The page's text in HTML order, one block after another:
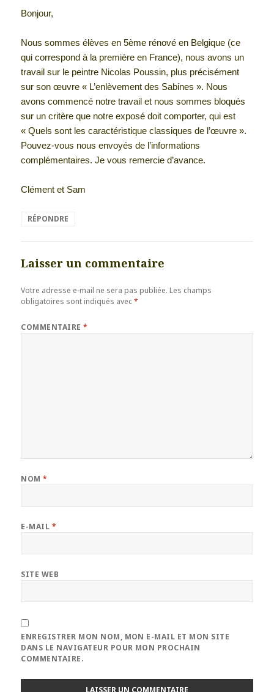
Bonjour,
Nous sommes élèves en 5ème rénové en Belgique (ce
qui correspond à la première en France), nous avons un
travail sur le peintre Nicolas Poussin, plus précisément
sur son œuvre « L’enlèvement des Sabines ». Nous
avons commencé notre travail et nous sommes bloqués
sur un critère que notre exposé doit comporter, qui est
« Quels sont les caractéristique classiques de l’œuvre ».
Pouvez-vous nous envoyés de l’informations
complémentaires. Je vous remercie d’avance.
Clément et Sam
RÉPONDRE
Laisser un commentaire
Votre adresse e-mail ne sera pas publiée. Les champs
obligatoires sont indiqués avec*
COMMENTAIRE*
NOM*
E-MAIL *
SITE WEB
ENREGISTRER MON NOM, MON E-MAIL ET MON SITE
DANS LE NAVIGATEUR POUR MON PROCHAIN
COMMENTAIRE.